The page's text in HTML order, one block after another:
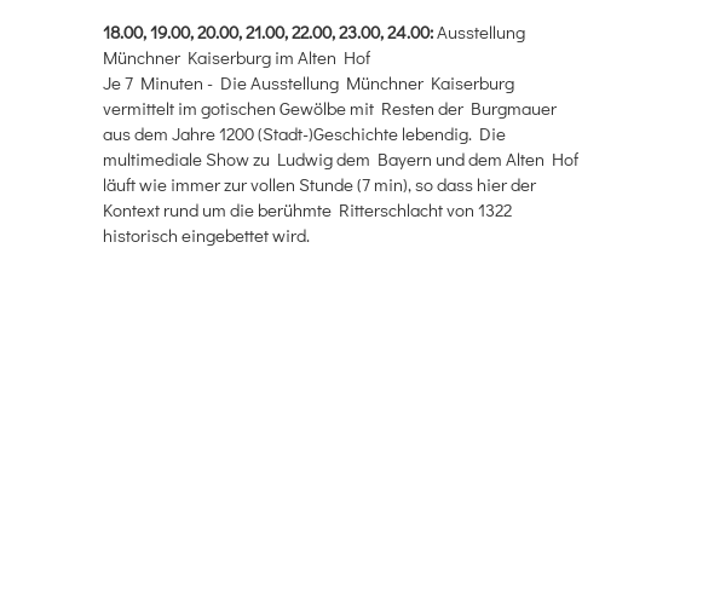
18.00, 19.00, 20.00, 21.00, 22.00, 23.00, 24.00:Ausstellung
Münchner Kaiserburg im Alten Hof
Je 7 Minuten - Die Ausstellung Münchner Kaiserburg
vermittelt im gotischen Gewölbe mit Resten der Burgmauer
aus dem Jahre 1200 (Stadt-)Geschichte lebendig. Die
multimediale Show zu Ludwig dem Bayern und dem Alten Hof
läuft wie immer zur vollen Stunde (7 min), so dass hier der
Kontext rund um die berühmte Ritterschlacht von 1322
historisch eingebettet wird.